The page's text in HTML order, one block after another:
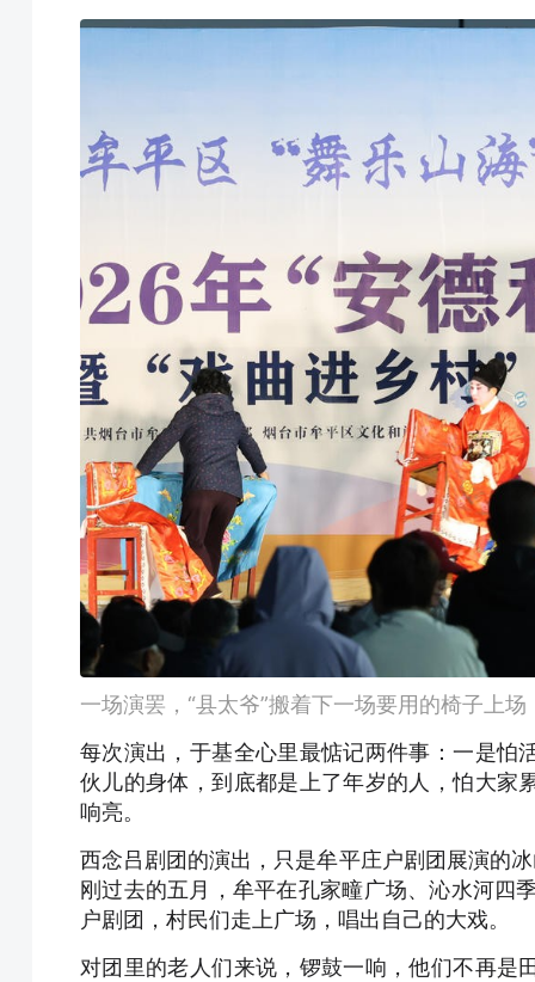
一场演罢，“县太爷”搬着下一场要用的椅子上
每次演出，于基全心里最惦记两件事：一是怕
伙儿的身体，到底都是上了年岁的人，怕大家
响亮。
西念吕剧团的演出，只是牟平庄户剧团展演的
刚过去的五月，牟平在孔家疃广场、沁水河四
户剧团，村民们走上广场，唱出自己的大戏。
对团里的老人们来说，锣鼓一响，他们不再是